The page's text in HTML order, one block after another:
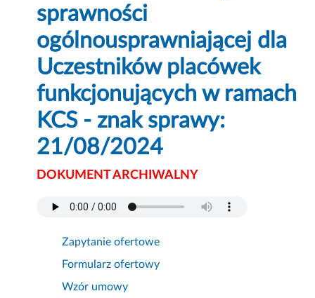
sprawności
ogólnousprawniającej dla
Uczestników placówek
funkcjonujących w ramach
KCS - znak sprawy:
21/08/2024
DOKUMENT ARCHIWALNY
Zapytanie ofertowe
Formularz ofertowy
Wzór umowy